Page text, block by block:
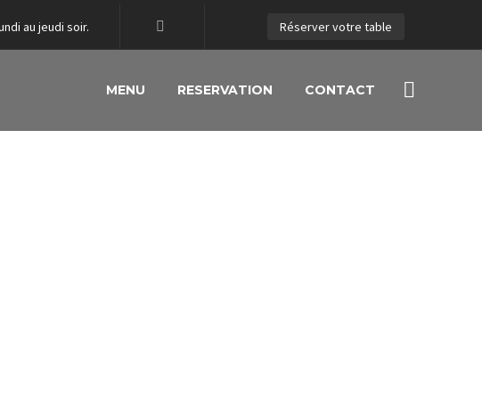
au jeudi soir. Réserver votre table
MENU RESERVATION CONTACT